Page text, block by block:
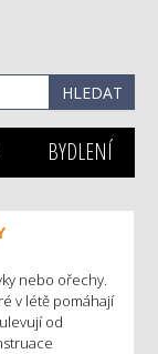
BYDLENÍ
nebo ořechy.
v létě pomáhají
od